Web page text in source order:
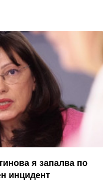
я запалва по
инцидент